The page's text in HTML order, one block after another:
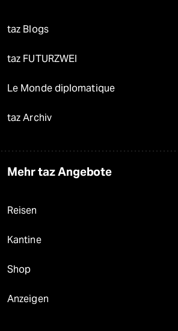
taz Blogs
taz FUTURZWEI
Le Monde diplomatique
taz Archiv
Mehr taz Angebote
Reisen
Kantine
Shop
Anzeigen